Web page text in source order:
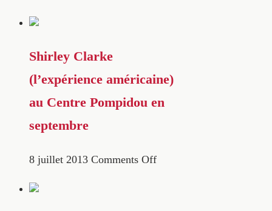
Shirley Clarke
(l’expérience américaine)
au Centre Pompidou en
septembre
8 juillet 2013 Comments Off